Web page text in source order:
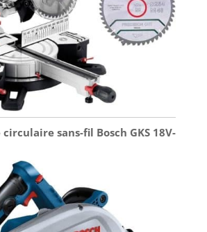
sans-fil Bosch GKS 18V-